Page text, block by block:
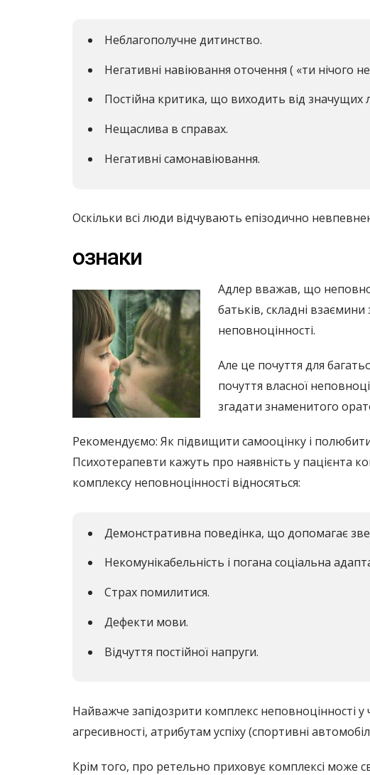
Неблагополучне дитинство.
Негативні навіювання оточення ( «ти нічого
Постійна критика, що виходить від значущих
Нещаслива в справах.
Негативні самонавіювання.
Оскільки всі люди відчувають епізодично
ознаки
Адлер вважав, що
батьків, складні
неповноцінності.
Але це почуття для
почуття власної
згадати знаменитого
Рекомендуємо: Як підвищити самооцінку і
Психотерапевти кажуть про наявність у пацієнта
комплексу неповноцінності відносяться:
Демонстративна поведінка, що допомагає
Некомунікабельність і погана соціальна
Страх помилитися.
Дефекти мови.
Відчуття постійної напруги.
Найважче запідозрити комплекс неповноцінності
агресивності, атрибутам успіху (спортивні
Крім того, про ретельно приховує комплексі може